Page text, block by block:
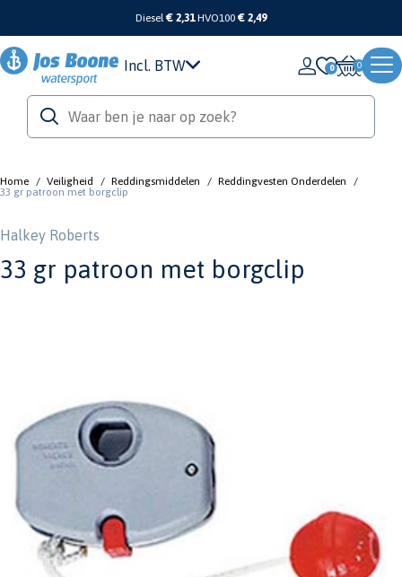
Diesel€ 2,31 HVO100 € 2,49
Incl. BTW 0
Home / Veiligheid / Reddingsmiddelen / Reddingvesten Onderdelen
/
33 gr patroon met borgclip
Halkey Roberts
33 gr patroon met borgclip